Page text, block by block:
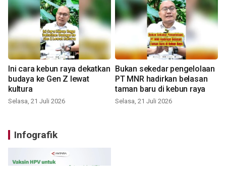
Ini cara kebun raya dekatkan
budaya ke Gen Z lewat
kultura
Selasa, 21 Juli 2026
Bukan sekedar pengelolaan
PT MNR hadirkan belasan
taman baru di kebun raya
Selasa, 21 Juli 2026
Infografik